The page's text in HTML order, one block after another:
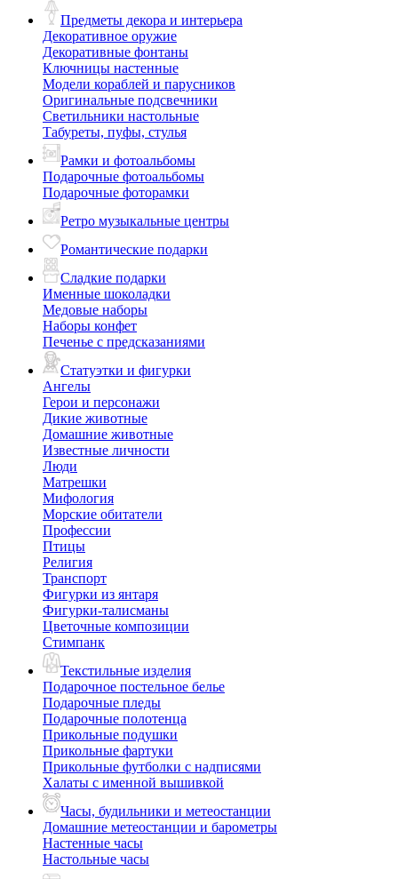
Предметы декора и интерьера
Декоративное оружие
Декоративные фонтаны
Ключницы настенные
Модели кораблей и парусников
Оригинальные подсвечники
Светильники настольные
Табуреты, пуфы, стулья
Рамки и фотоальбомы
Подарочные фотоальбомы
Подарочные фоторамки
Ретро музыкальные центры
Романтические подарки
Сладкие подарки
Именные шоколадки
Медовые наборы
Наборы конфет
Печенье с предсказаниями
Статуэтки и фигурки
Ангелы
Герои и персонажи
Дикие животные
Домашние животные
Известные личности
Люди
Матрешки
Мифология
Морские обитатели
Профессии
Птицы
Религия
Транспорт
Фигурки из янтаря
Фигурки-талисманы
Цветочные композиции
Стимпанк
Текстильные изделия
Подарочное постельное белье
Подарочные пледы
Подарочные полотенца
Прикольные подушки
Прикольные фартуки
Прикольные футболки с надписями
Халаты с именной вышивкой
Часы, будильники и метеостанции
Домашние метеостанции и барометры
Настенные часы
Настольные часы